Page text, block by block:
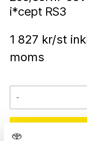
i*cept RS3
1 827 kr/st
moms
-